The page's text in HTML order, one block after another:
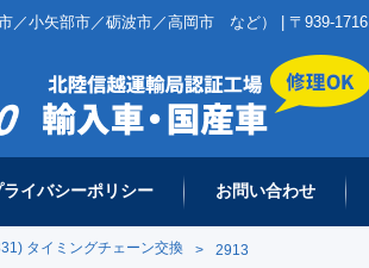
／小矢部市／砺波市／高岡市 など） | 〒939-1716
ライバシーポリシー お問い合わせ
タイミングチェーン交換 > 2913